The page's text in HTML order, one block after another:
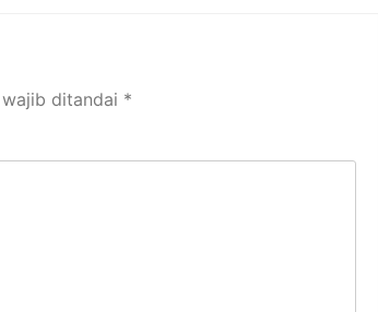
ditandai *